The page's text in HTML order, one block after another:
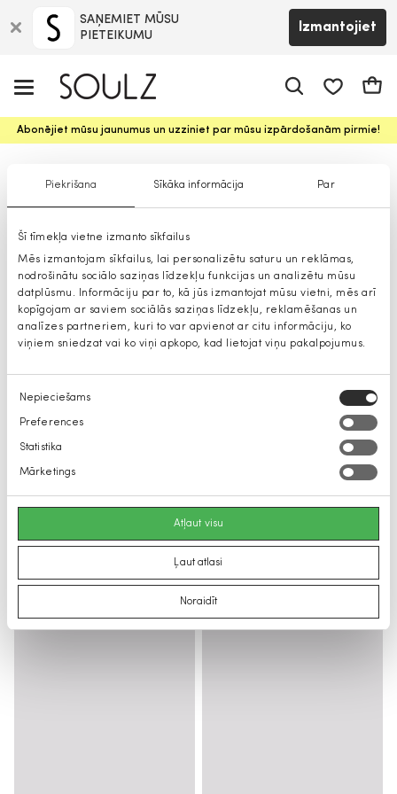
Piekrišana Sīkāka informācija Par
Šī tīmekļa vietne izmanto sīkfailus
Mēs izmantojam sīkfailus, lai personalizētu saturu un reklāmas,
nodrošinātu sociālo saziņas līdzekļu funkcijas un analizētu mūsu
datplūsmu. Informāciju par to, kā jūs izmantojat mūsu vietni, mēs arī
kopīgojam ar saviem sociālās saziņas līdzekļu, reklamēšanas un
analīzes partneriem, kuri to var apvienot ar citu informāciju, ko
viņiem sniedzat vai ko viņi apkopo, kad lietojat viņu pakalpojumus.
Piekrišanas
izvēle
Nepieciešams
Preferences
Statistika
Mārketings
Atļaut visu
Ļaut atlasi
Noraidīt
SAŅEMIET MŪSU
PIETEIKUMU
Izmantojiet
Abonējiet mūsu jaunumus un uzziniet par mūsu izpārdošanām pirmie!
Krekli